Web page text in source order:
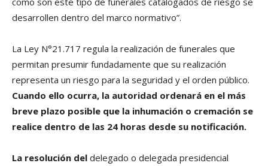
desarrollen dentro del marco normativo”.
La Ley N°21.717 regula la realización de funerales que
permitan presumir fundadamente que su realización
representa un riesgo para la seguridad y el orden público.
Cuando ello ocurra, la autoridad ordenará en el más
breve plazo posible que la inhumación o cremación se
realice dentro de las 24 horas desde su notificación.
La resolución del delegado o delegada presidencial